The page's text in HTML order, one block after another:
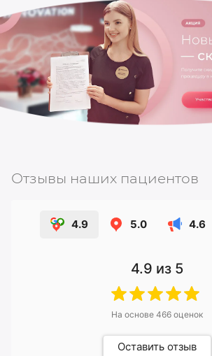
Отзывы наших пациентов
4.9 5.0 4.6
4.9 из 5
На основе 466оценок
Оставить отзыв